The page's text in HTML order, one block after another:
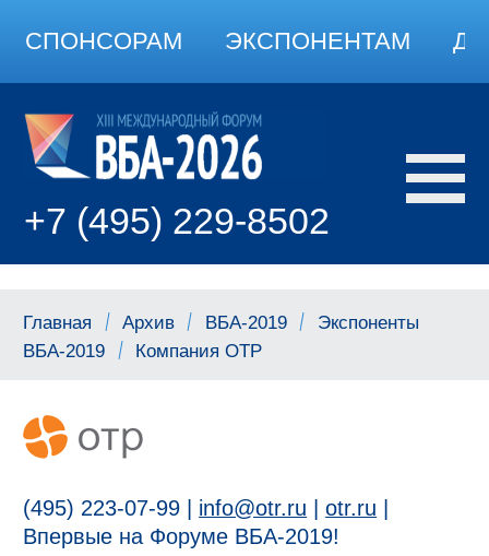
СПОНСОРАМ ЭКСПОНЕНТАМ
+7 (495) 229-8502
Главная Архив ВБА-2019
Экспоненты
ВБА-2019
Компания ОТР
(495) 223-07-99 | info@otr.ru |otr.ru
Впервые на Форуме ВБА-2019!